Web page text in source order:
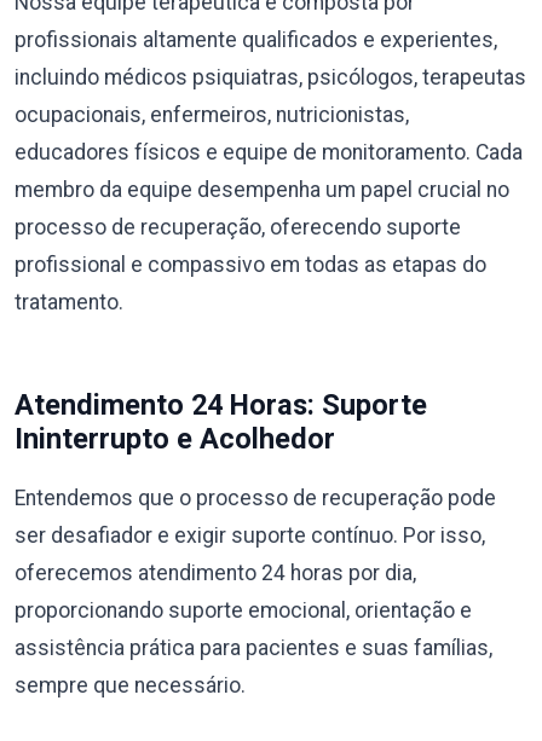
profissionais altamente qualificados e experientes,
incluindo médicos psiquiatras, psicólogos, terapeutas
ocupacionais, enfermeiros, nutricionistas,
educadores físicos e equipe de monitoramento. Cada
membro da equipe desempenha um papel crucial no
processo de recuperação, oferecendo suporte
profissional e compassivo em todas as etapas do
tratamento.
Atendimento 24 Horas: Suporte
Ininterrupto e Acolhedor
Entendemos que o processo de recuperação pode
ser desafiador e exigir suporte contínuo. Por isso,
oferecemos atendimento 24 horas por dia,
proporcionando suporte emocional, orientação e
assistência prática para pacientes e suas famílias,
sempre que necessário.